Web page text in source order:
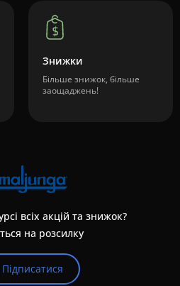
Знижки
Більше знижок, більше
заощаджень!
всіх акцій та знижок?
на розсилку
Підписатися